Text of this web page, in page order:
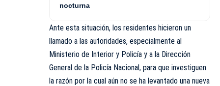
nocturna
Ante esta situación, los residentes hicieron un
llamado a las autoridades, especialmente al
Ministerio de Interior y Policía y a la Dirección
General de la Policía Nacional, para que investiguen
la razón por la cual aún no se ha levantado una nueva